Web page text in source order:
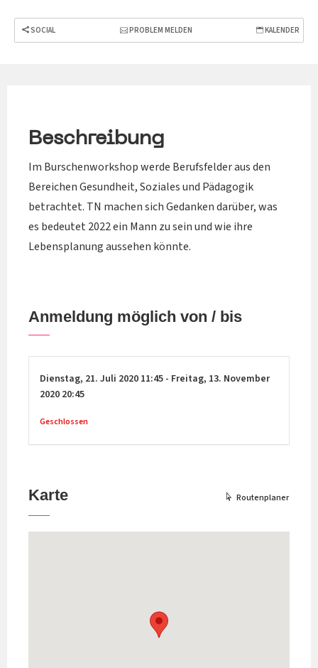
SOCIAL PROBLEM MELDEN KALENDER
Beschreibung
Im Burschenworkshop werde Berufsfelder aus den
Bereichen Gesundheit, Soziales und Pädagogik
betrachtet. TN machen sich Gedanken darüber, was
es bedeutet 2022 ein Mann zu sein und wie ihre
Lebensplanung aussehen könnte.
Anmeldung möglich von / bis
Dienstag, 21. Juli 2020 11:45 - Freitag, 13. November
2020 20:45
Geschlossen
Karte Routenplaner